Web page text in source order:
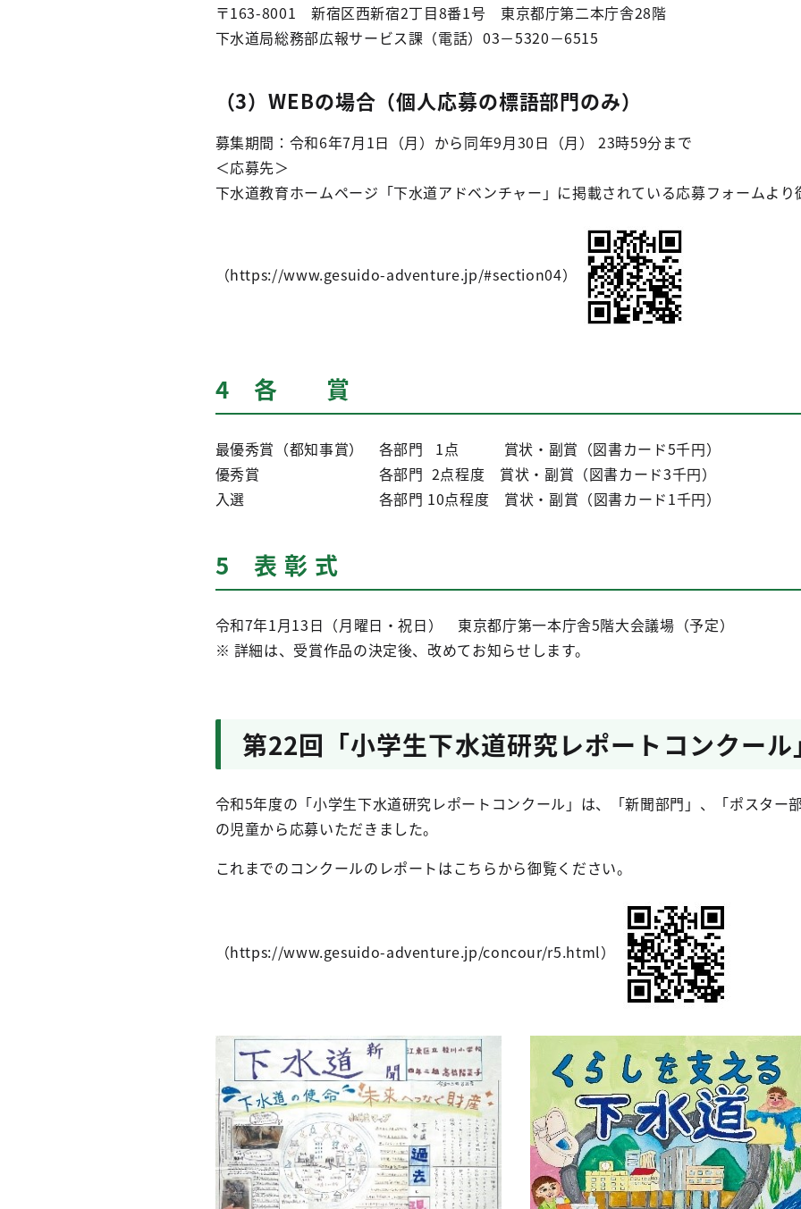
〒163-8001 新宿区西新宿2丁目8番1号 東京都庁第二本庁舎28階
下水道局総務部広報サービス課（電話）03－5320－6515
（3）WEBの場合（個人応募の標語部門のみ）
募集期間：令和6年7月1日（月）から同年9月30日（月） 23時59分まで
＜応募先＞
下水道教育ホームページ「下水道アドベンチャー」に掲載されている応募フォームよ
（https://www.gesuido-adventure.jp/#section04）
4 各 賞
最優秀賞（都知事賞） 各部門 1点 賞状・副賞（図書カード5千円）
優秀賞 各部門 2点程度 賞状・副賞（図書カード3千円）
入選 各部門 10点程度 賞状・副賞（図書カード1千円）
5 表 彰 式
令和7年1月13日（月曜日・祝日） 東京都庁第一本庁舎5階大会議場（予定）
※ 詳細は、受賞作品の決定後、改めてお知らせします。
第22回「小学生下水道研究レポートコンクー
令和5年度の「小学生下水道研究レポートコンクール」は、「新聞部門」、「ポスタ
の児童から応募いただきました。
これまでのコンクールのレポートはこちらから御覧ください。
（https://www.gesuido-adventure.jp/concour/r5.html）